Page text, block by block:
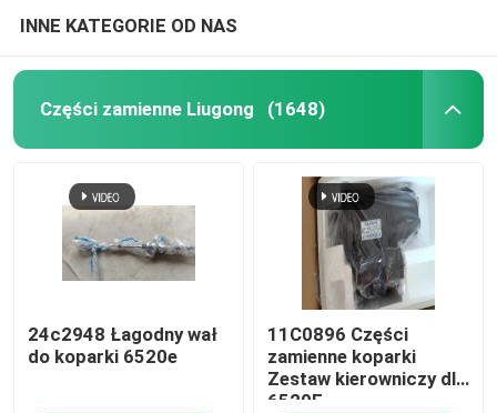
INNE KATEGORIE OD NAS
Części zamienne Liugong (1648)
24c2948 Łagodny wał
do koparki 6520e
11C0896 Części
zamienne koparki
Zestaw kierowniczy dla
6520E